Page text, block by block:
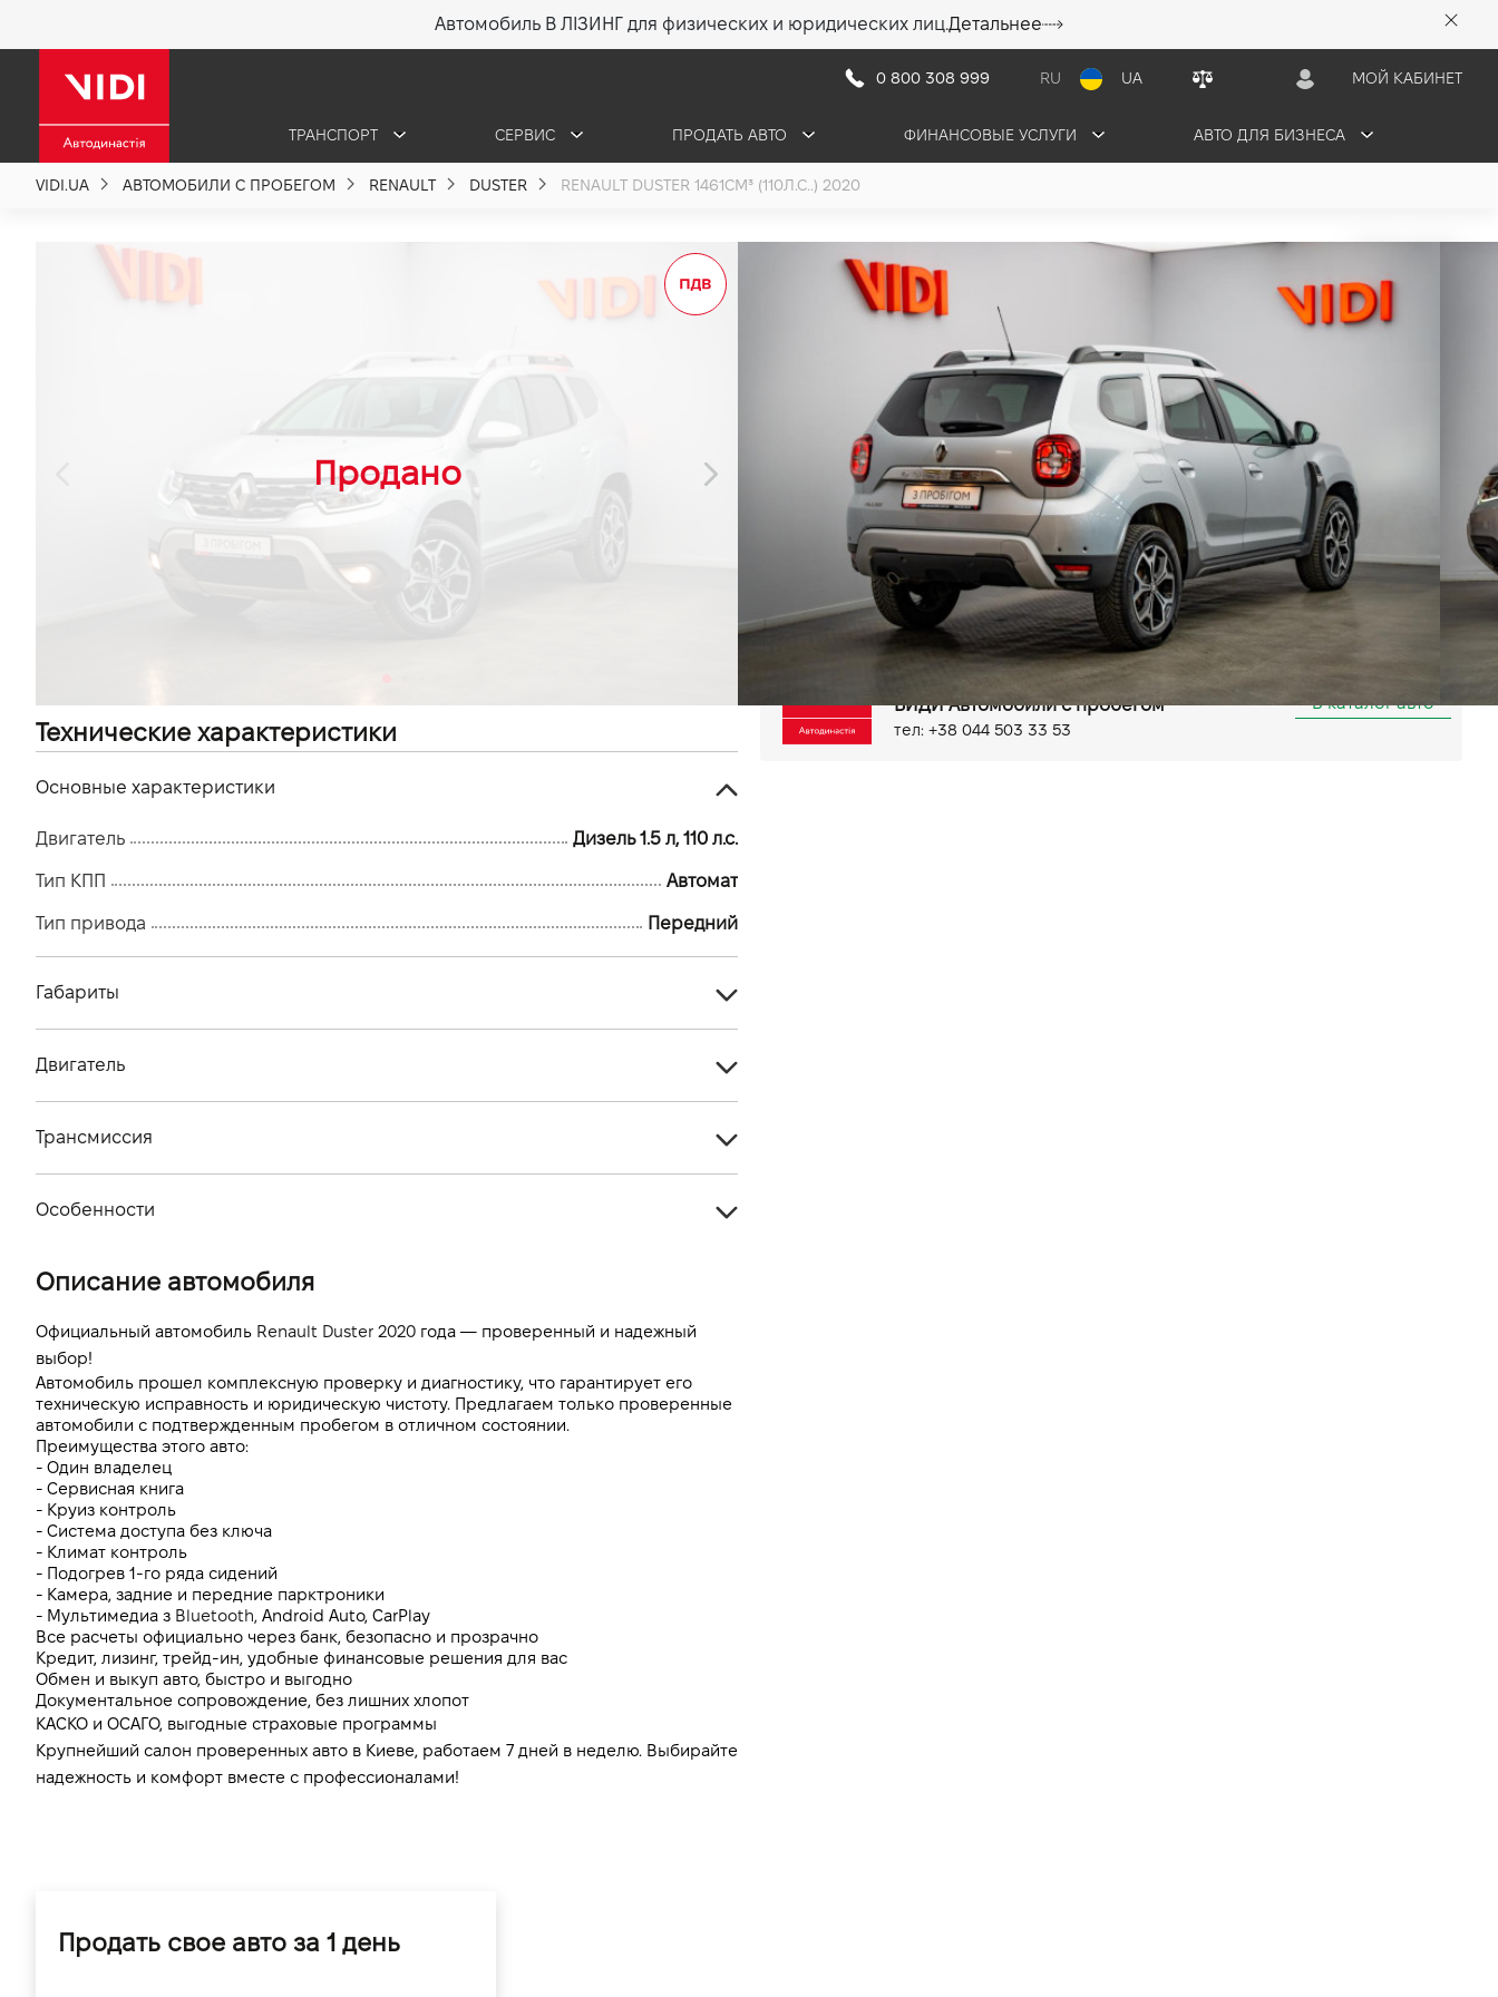
Автомобиль В ЛІЗИНГ для физических и юридических лиц.Детальнее
0 800 308 999 RU UA МОЙ КАБИНЕТ
ТРАНСПОРТ СЕРВИС ПРОДАТЬ АВТО ФИНАНСОВЫЕ УСЛУГИ АВТО ДЛЯ БИЗНЕСА
VIDI.UA АВТОМОБИЛИ С ПРОБЕГОМ RENAULT DUSTER RENAULT DUSTER 1461СМ³ (110Л.С..) 2020
Renault Duster
1.5 (110 л.с.) 2020
635 000 грн•9 084 грн/мес
ПРОДАНО
202 тыс.км Дизель, 1.5 л Передний
Антиблокировочная система (ABS)
Система стабилизации (ESP)
Бортовий комп'ютер
Вибір режиму руху
Система доступу без ключа
Електропривід дзеркал
Запуск двигуна з кнопки
Мультифункціональне кермо
Android Auto
Камера 360 Парктронік задній
Киев, ул. Большая Кольцевая, 58
ВИДИ Автомобили с пробегом
тел: +38 044 503 33 53
В каталог авто
Технические характеристики
Основные характеристики
Двигатель Дизель 1.5 л, 110 л.с.
Тип КПП Автомат
Тип привода Передний
Габариты
Количество мест, шт
Двигатель
Мощность двигателя (л.с)
Динамика разгона 0-100 км/ч
Трансмиссия
Особенности
Описание автомобиля
Официальный автомобиль Renault Duster 2020 года — проверенный и надежный
выбор!
Автомобиль прошел комплексную проверку и диагностику, что гарантирует его
техническую исправность и юридическую чистоту. Предлагаем только проверенные
автомобили с подтвержденным пробегом в отличном состоянии.
Преимущества этого авто:
- Один владелец
- Сервисная книга
- Круиз контроль
- Система доступа без ключа
- Климат контроль
- Подогрев 1-го ряда сидений
- Камера, задние и передние парктроники
- Мультимедиа з Bluetooth, Android Auto, CarPlay
Все расчеты официально через банк, безопасно и прозрачно
Кредит, лизинг, трейд-ин, удобные финансовые решения для вас
Обмен и выкуп авто, быстро и выгодно
Документальное сопровождение, без лишних хлопот
КАСКО и ОСАГО, выгодные страховые программы
Крупнейший салон проверенных авто в Киеве, работаем 7 дней в неделю. Выбирайте
надежность и комфорт вместе с профессионалами!
Продать свое авто за 1 день
О компании
Новости